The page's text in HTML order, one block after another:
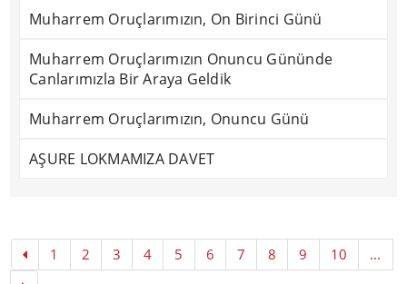
Muharrem Oruçlarımızın, On Birinci Günü
Muharrem Oruçlarımızın Onuncu Gününde
Canlarımızla Bir Araya Geldik
Muharrem Oruçlarımızın, Onuncu Günü
AŞURE LOKMAMIZA DAVET
1 2 3 4 5 6 7 8 9 10 ...